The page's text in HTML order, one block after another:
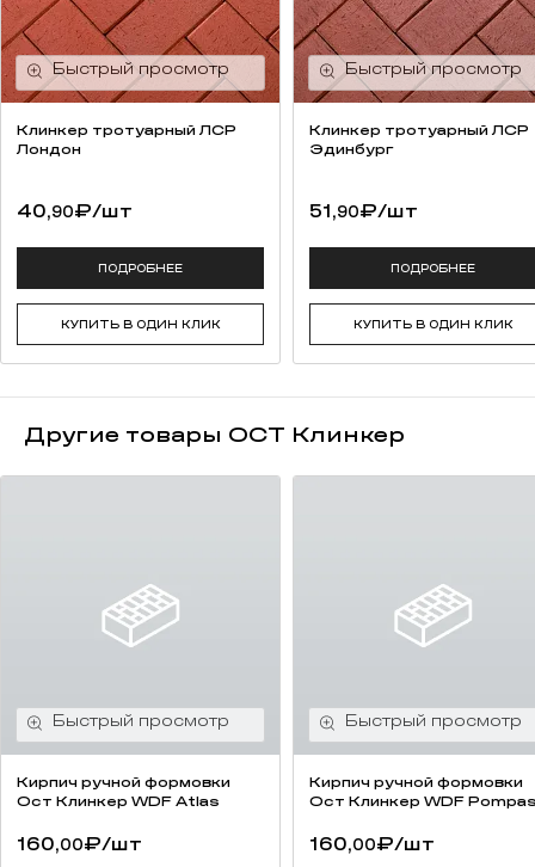
Клинкер тротуарный ЛСР
Лондон
40,90₽/шт
ПОДРОБНЕЕ
КУПИТЬ В ОДИН КЛИК
Клинкер тротуарный ЛСР
Эдинбург
51,90₽/шт
ПОДРОБНЕЕ
КУПИТЬ В ОДИН КЛИК
Другие товары ОСТ Клинкер
Кирпич ручной формовки
Ост Клинкер WDF Atlas
160,00₽/шт
Кирпич ручной формовки
Ост Клинкер WDF
160,00₽/шт